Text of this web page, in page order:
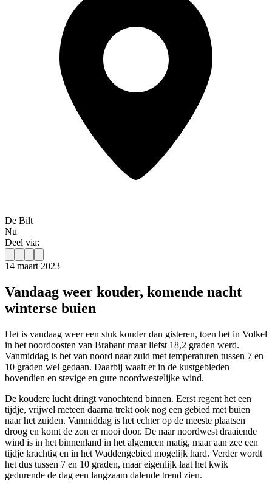
De Bilt
Nu
Deel via:
14 maart 2023
Vandaag weer kouder, komende nacht
winterse buien
Het is vandaag weer een stuk kouder dan gisteren, toen het in Volkel
in het noordoosten van Brabant maar liefst 18,2 graden werd.
Vanmiddag is het van noord naar zuid met temperaturen tussen 7 en
10 graden wel gedaan. Daarbij waait er in de kustgebieden
bovendien en stevige en gure noordwestelijke wind.
De koudere lucht dringt vanochtend binnen. Eerst regent het een
tijdje, vrijwel meteen daarna trekt ook nog een gebied met buien
naar het zuiden. Vanmiddag is het echter op de meeste plaatsen
droog en komt de zon er mooi door. De naar noordwest draaiende
wind is in het binnenland in het algemeen matig, maar aan zee een
tijdje krachtig en in het Waddengebied mogelijk hard. Verder wordt
het dus tussen 7 en 10 graden, maar eigenlijk laat het kwik
gedurende de dag een langzaam dalende trend zien.